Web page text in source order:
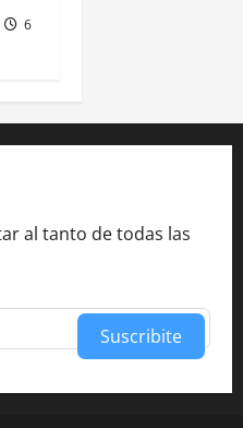
6
al tanto de todas las
Suscribite